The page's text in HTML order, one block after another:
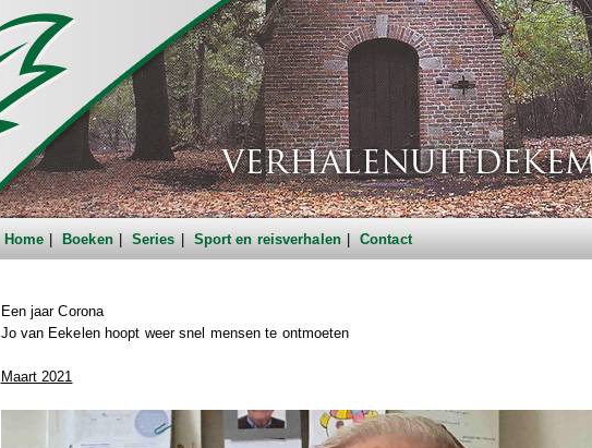
Home Boeken Series Sport en reisverhalen Contact
Een jaar Corona
Jo van Eekelen hoopt weer snel mensen te ontmoeten
Maart 2021